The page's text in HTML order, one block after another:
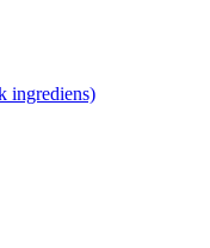
ingrediens)